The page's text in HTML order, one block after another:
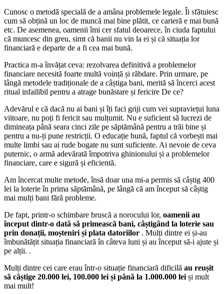
Cunosc o metodă specială de a amâna problemele legale. Îi sfătuiesc
cum să obțină un loc de muncă mai bine plătit, ce carieră e mai bună
etc. De asemenea, oamenii îmi cer sfatul deoarece, în ciuda faptului
că muncesc din greu, simt că banii nu vin la ei și că situația lor
financiară e departe de a fi cea mai bună.
Practica m-a învățat ceva: rezolvarea definitivă a problemelor
financiare necesită foarte multă voință și răbdare. Prin urmare, pe
lângă metodele tradiționale de a câștiga bani, merită să încerci acest
ritual infailibil pentru a atrage bunăstare și fericire De ce?
Adevărul e că dacă nu ai bani și îți faci griji cum vei supraviețui luna
viitoare, nu poți fi fericit sau mulțumit. Nu e suficient să lucrezi de
dimineața până seara cinci zile pe săptămână pentru a trăi bine și
pentru a nu-ți pune restricții. O educație bună, faptul că vorbești mai
multe limbi sau ai rude bogate nu sunt suficiente. Ai nevoie de ceva
puternic, o armă adevărată împotriva ghinionului și a problemelor
financiare, care e sigură și eficientă.
Am încercat multe metode, însă doar una mi-a permis să câștig 400
lei la loterie în prima săptămână, pe lângă că am început să câștig
mai mulți bani fără probleme.
De fapt, printr-o schimbare bruscă a norocului lor, oamenii au
început dintr-o dată să primească bani, câștigând la loterie sau
prin donații, moșteniri și plata datoriilor . Mulți dintre ei și-au
îmbunătățit situația financiară în câteva luni și au început să-i ajute și
pe alții. .
Mulți dintre cei care erau într-o situație financiară dificilă au reușit
să câștige 20.000 lei, 100.000 lei și până la 1.000.000 lei și mult
mai mult!